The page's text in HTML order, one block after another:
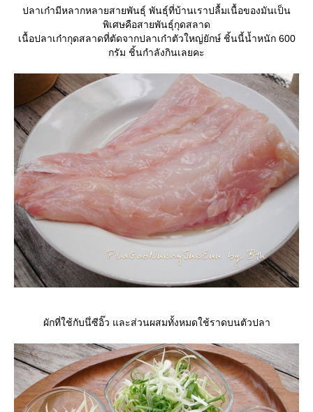
ปลาเก๋ามีหลากหลายสายพันธุ์ พันธุ์ที่บ้านเราปลื้มเนื้อของมันเป็น
พิเศษคือสายพันธุ์กุดสลาด
เนื้อปลาเก๋ากุดสลาดที่ตัดจากปลาเก๋าตัวใหญ่ยักษ์ ชิ้นนี้น้ำหนัก 600
กรัม ชิ้นกำลังกินเลยคะ
ผักที่ใช้กับนึ่ซีอิ๊ว และส่วนผสมทั้งหมดใช้ราดบนตัวปลา